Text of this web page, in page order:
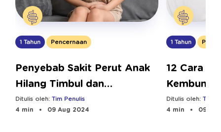
1 Tahun Pencernaan
Penyebab Sakit Perut Anak
Hilang Timbul dan
Pengobatannya
Ditulis oleh: Tim Penulis
4 min
09 Aug 2024
1 Tahun
12 Cara
Kembung
Efektif
Ditulis oleh: Tim
4 min
09